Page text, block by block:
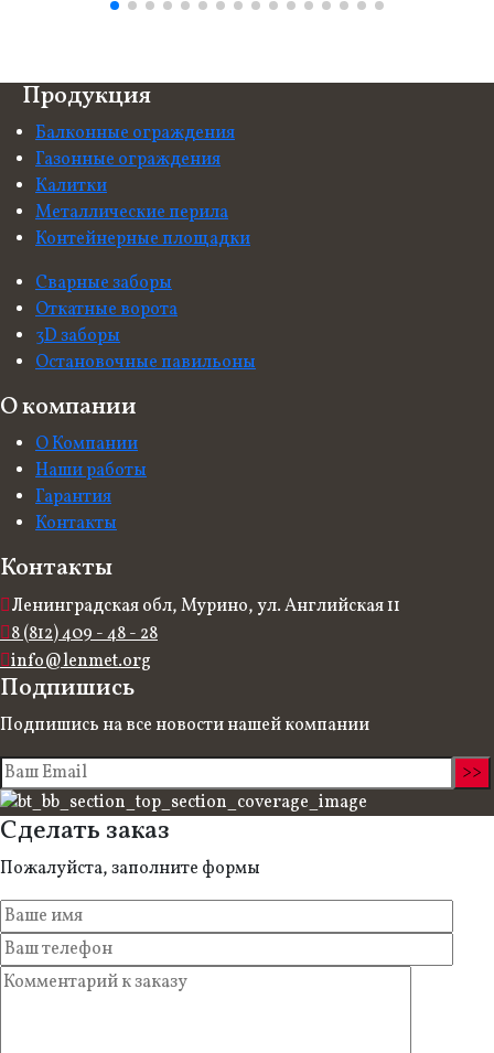
Продукция
Балконные ограждения
Газонные ограждения
Калитки
Металлические перила
Контейнерные площадки
Сварные заборы
Откатные ворота
3D заборы
Остановочные павильоны
О компании
О Компании
Наши работы
Гарантия
Контакты
Контакты
Ленинградская обл, Мурино, ул. Английская 11
8 (812) 409 - 48 - 28
info@lenmet.org
Подпишись
Подпишись на все новости нашей компании
Сделать заказ
Пожалуйста, заполните формы